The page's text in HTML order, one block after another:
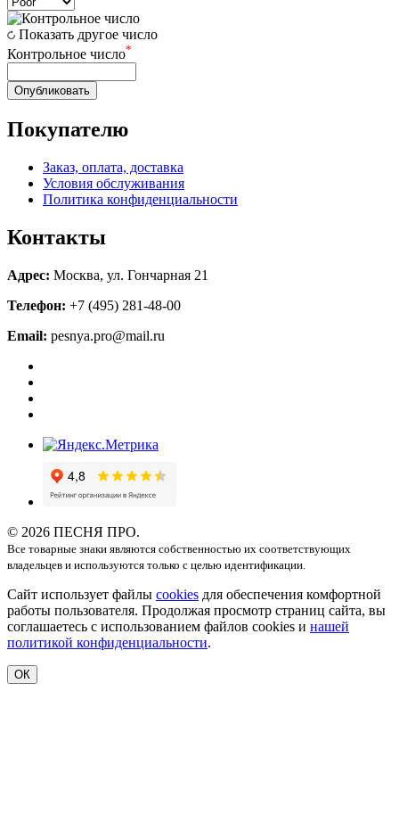
Показать другое число
Контрольное число*
Опубликовать
Покупателю
Заказ, оплата, доставка
Условия обслуживания
Политика конфиденциальности
Контакты
Адрес: Москва, ул. Гончарная 21
Телефон: +7 (495) 281-48-00
Email: pesnya.pro@mail.ru
© 2026 ПЕСНЯ ПРО.
Все товарные знаки являются собственностью их соответствующих
владельцев и используются только с целью идентификации.
Сайт использует файлы cookies для обеспечения комфортной
работы пользователя. Продолжая просмотр страниц сайта, вы
соглашаетесь с использованием файлов cookies и нашей
политикой конфиденциальности.
ОК